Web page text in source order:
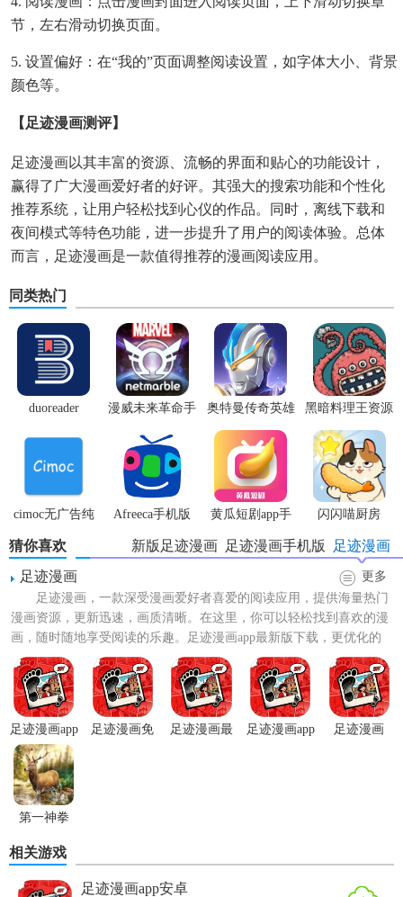
节，左右滑动切换页面。
5. 设置偏好：在“我的”页面调整阅读设置，如字体大小、背景
颜色等。
【足迹漫画测评】
足迹漫画以其丰富的资源、流畅的界面和贴心的功能设计，
赢得了广大漫画爱好者的好评。其强大的搜索功能和个性化
推荐系统，让用户轻松找到心仪的作品。同时，离线下载和
夜间模式等特色功能，进一步提升了用户的阅读体验。总体
而言，足迹漫画是一款值得推荐的漫画阅读应用。
同类热门
duoreader
漫威未来革命手
奥特曼传奇英雄
体验服
黑暗料理王资源
无限
cimoc无广告纯
净版
Afreeca手机版
黄瓜短剧app手
机版
闪闪喵厨房
猜你喜欢 足迹漫画
足迹漫画手机版
新版足迹漫画
足迹漫画
更多
足迹漫画，一款深受漫画爱好者喜爱的阅读应用，提供海量热门
漫画资源，更新迅速，画质清晰。在这里，你可以轻松找到喜欢的漫
画，随时随地享受阅读的乐趣。足迹漫画app最新版下载，更优化的
界面设计，更流畅的阅读...
足迹漫画app
安卓
足迹漫画免
足迹漫画最
足迹漫画app
足迹漫画
第一神拳
相关游戏
足迹漫画app安卓